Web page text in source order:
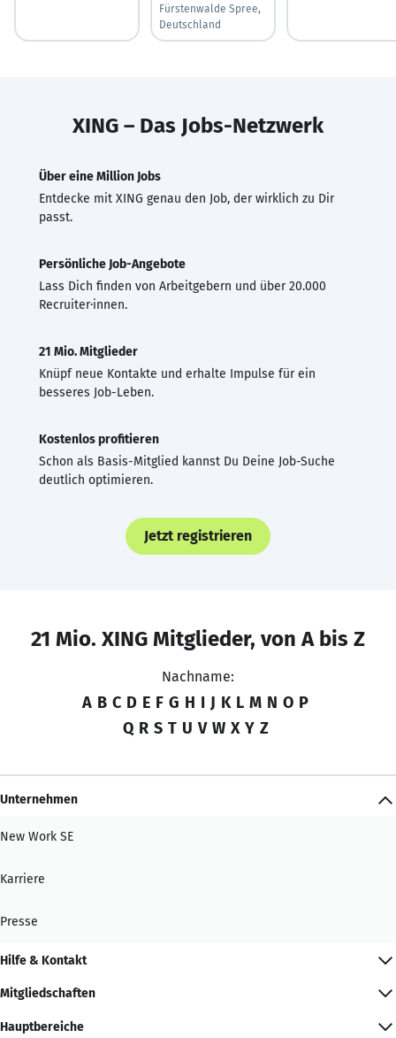
Fürstenwalde Spree,
Deutschland
XING – Das Jobs-Netzwerk
Über eine Million Jobs
Entdecke mit XING genau den Job, der wirklich zu Dir
passt.
Persönliche Job-Angebote
Lass Dich finden von Arbeitgebern und über 20.000
Recruiter·innen.
21 Mio. Mitglieder
Knüpf neue Kontakte und erhalte Impulse für ein
besseres Job-Leben.
Kostenlos profitieren
Schon als Basis-Mitglied kannst Du Deine Job-Suche
deutlich optimieren.
Jetzt registrieren
21 Mio. XING Mitglieder, von A bis Z
Nachname:
A B C D E F G H I J K L M N O P
Q R S T U V W X Y Z
Unternehmen
New Work SE
Karriere
Presse
Hilfe & Kontakt
Mitgliedschaften
Hauptbereiche